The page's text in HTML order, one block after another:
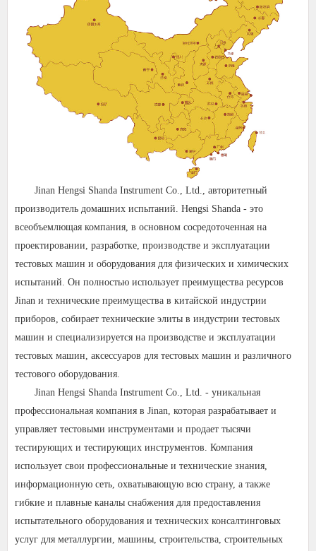
Jinan Hengsi Shanda Instrument Co., Ltd., авторитетный
производитель домашних испытаний. Hengsi Shanda - это
всеобъемлющая компания, в основном сосредоточенная на
проектировании, разработке, производстве и эксплуатации
тестовых машин и оборудования для физических и химических
испытаний. Он полностью использует преимущества ресурсов
Jinan и технические преимущества в китайской индустрии
приборов, собирает технические элиты в индустрии тестовых
машин и специализируется на производстве и эксплуатации
тестовых машин, аксессуаров для тестовых машин и различного
тестового оборудования.
Jinan Hengsi Shanda Instrument Co., Ltd. - уникальная
профессиональная компания в Jinan, которая разрабатывает и
управляет тестовыми инструментами и продает тысячи
тестирующих и тестирующих инструментов. Компания
использует свои профессиональные и технические знания,
информационную сеть, охватывающую всю страну, а также
гибкие и плавные каналы снабжения для предоставления
испытательного оборудования и технических консалтинговых
услуг для металлургии, машины, строительства, строительных